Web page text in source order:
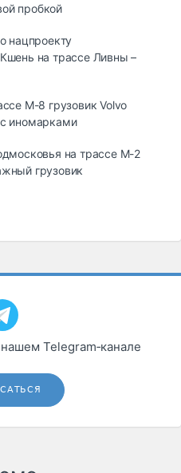
пробкой
нацпроекту
на трассе Ливны –
М-8 грузовик Volvo
иномарками
на трассе М-2
грузовик
Telegram‑канале